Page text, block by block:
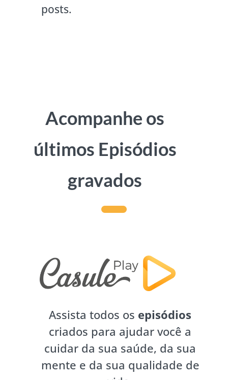
posts.
Acompanhe os
últimos Episódios
gravados
Assista todos os episódios
criados para ajudar você a
cuidar da sua saúde, da sua
mente e da sua qualidade de